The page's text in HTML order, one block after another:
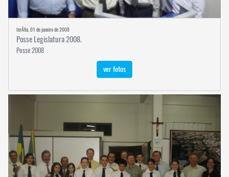
terÃ§a, 01 de janeiro de 2008
Posse Legislatura 2008.
Posse 2008
ver fotos